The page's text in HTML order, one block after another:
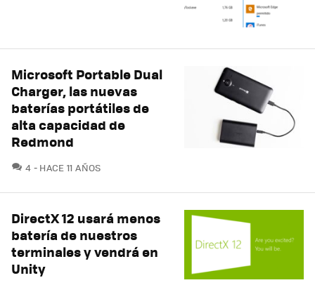
Microsoft Portable Dual
Charger, las nuevas
baterías portátiles de
alta capacidad de
Redmond
4 COMENTARIOS
HACE 11 AÑOS
DirectX 12 usará menos
batería de nuestros
terminales y vendrá en
Unity